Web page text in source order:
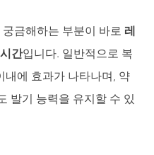
금해하는 부분이 바로 레
간입니다. 일반적으로 복
내에 효과가 나타나며, 약
발기 능력을 유지할 수 있